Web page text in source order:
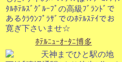
ﾀﾙﾎﾃﾙｽﾞｸﾞﾙｰﾌﾟの高級ﾌﾞﾗﾝﾄﾞで
あるｸﾗｳﾝﾌﾟﾗｻﾞでのﾎﾃﾙｽﾃｲでお
寛ぎ下さいませ☆
ﾎﾃﾙﾆｭｰｵｰﾀﾆ博多
天神までひと駅の地